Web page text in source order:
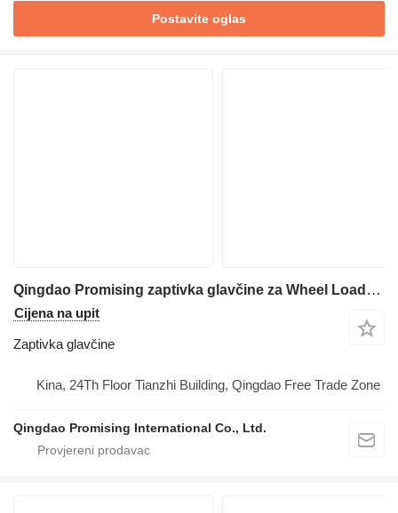
Postavite oglas
Qingdao Promising zaptivka glavčine za Wheel Loader, Excavators and Forklifts prednjeg utovarivača
Cijena na upit
Zaptivka glavčine
Kina, 24Th Floor Tianzhi Building, Qingdao Free Trade Zone
Qingdao Promising International Co., Ltd.